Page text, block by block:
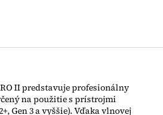
II predstavuje profesionálny
na použitie s prístrojmi
Gen 3 a vyššie). Vďaka vlnovej